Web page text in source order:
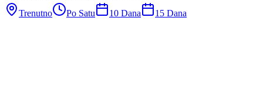
Trenutno
Po Satu 10 Dana 15 Dana